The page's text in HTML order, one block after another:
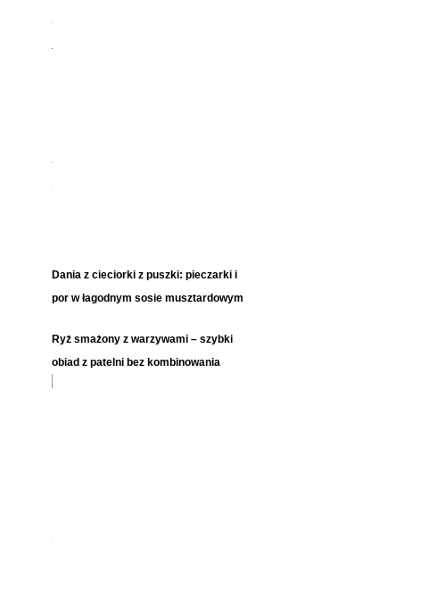
Dania z cieciorki z puszki: pieczarki i
por w łagodnym sosie musztardowym
Ryż smażony z warzywami – szybki
obiad z patelni bez kombinowania